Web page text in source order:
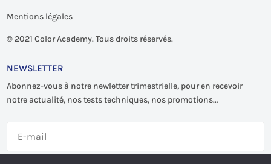
Mentions légales
© 2021 Color Academy. Tous droits réservés.
NEWSLETTER
Abonnez-vous à notre newletter trimestrielle, pour en recevoir
notre actualité, nos tests techniques, nos promotions…